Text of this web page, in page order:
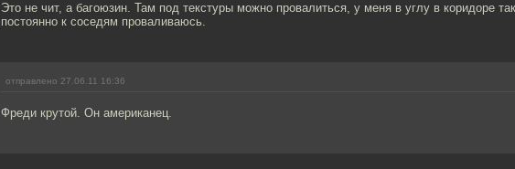
Это не чит, а багоюзин. Там под текстуры можно провалиться, у меня в углу в коридоре
постоянно к соседям проваливаюсь.
отправлено 27.06.11 16:36
Фреди крутой. Он американец.